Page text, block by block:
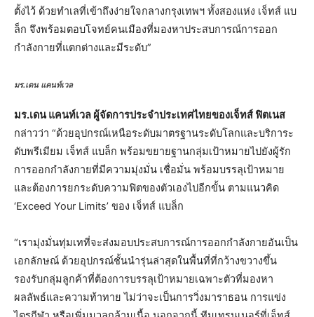
ตั้งไว้ ด้วยทำเลที่เข้าถึงง่ายใจกลางกรุงเทพฯ ทั้งสองแห่ง เจ็ทส์ แบ
ล็ก จึงพร้อมตอบโจทย์คนเมืองที่มองหาประสบการณ์การออก
กำลังกายที่แตกต่างและมีระดับ”
มร.เดน แคนท์เวล
มร.เดน แคนท์เวล ผู้จัดการประจำประเทศไทยของเจ็ทส์ ฟิตเนส
กล่าวว่า “ด้วยอุปกรณ์เหนือระดับมาตรฐานระดับโลกและบริการะ
ดับพรีเมียม เจ็ทส์ แบล็ก พร้อมขยายฐานกลุ่มเป้าหมายไปยังผู้รัก
การออกกำลังกายที่มีความมุ่งมั่น เชื่อมั่น พร้อมบรรลุเป้าหมาย
และต้องการยกระดับความฟิตของตัวเองไปอีกขั้น ตามแนวคิด
‘Exceed Your Limits’ ของ เจ็ทส์ แบล็ก
“เรามุ่งมั่นทุ่มเทที่จะส่งมอบประสบการณ์การออกกำลังกายอันเป็น
เอกลักษณ์ ด้วยอุปกรณ์ชั้นนำรุ่นล่าสุดในพื้นที่ที่กว้างขวางขึ้น
รองรับกลุ่มลูกค้าที่ต้องการบรรลุเป้าหมายเฉพาะตัวที่มองหา
ผลลัพธ์และความท้าทาย ไม่ว่าจะเป็นการวิ่งมาราธอน การแข่ง